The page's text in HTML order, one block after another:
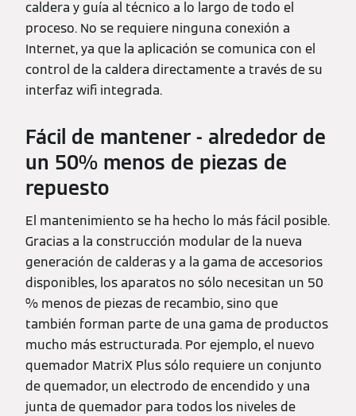
caldera y guía al técnico a lo largo de todo el
proceso. No se requiere ninguna conexión a
Internet, ya que la aplicación se comunica con el
control de la caldera directamente a través de su
interfaz wifi integrada.
Fácil de mantener - alrededor de
un 50% menos de piezas de
repuesto
El mantenimiento se ha hecho lo más fácil posible.
Gracias a la construcción modular de la nueva
generación de calderas y a la gama de accesorios
disponibles, los aparatos no sólo necesitan un 50
% menos de piezas de recambio, sino que
también forman parte de una gama de productos
mucho más estructurada. Por ejemplo, el nuevo
quemador MatriX Plus sólo requiere un conjunto
de quemador, un electrodo de encendido y una
junta de quemador para todos los niveles de